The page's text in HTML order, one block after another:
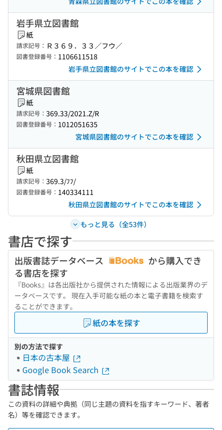
岩手県立図書館
紙
請求記号： Ｒ３６９．３３／フウ／
図書登録番号： 1106611518
岩手県立図書館のサイトでこの本を確認
宮城県図書館
紙
請求記号： 369.33/2021.Z/R
図書登録番号： 1012051635
宮城県図書館のサイトでこの本を確認
秋田県立図書館
紙
請求記号： 369.3/ﾌﾌ/
図書登録番号： 140334111
秋田県立図書館のサイトでこの本を確認
もっと見る（全53件）
書店で探す
出版書誌データベース
から購入でき
る書店を探す
『Books』は各出版社から提供された情報による出版業界のデ
ータベースです。 現在入手可能な紙の本と電子書籍を検索す
ることができます。
紙の本を探す
別の方法で探す
日本の古本屋
Google Book Search
書誌情報
この資料の詳細や典拠（同じ主題の資料を指すキーワード、著者
名）等を確認できます。